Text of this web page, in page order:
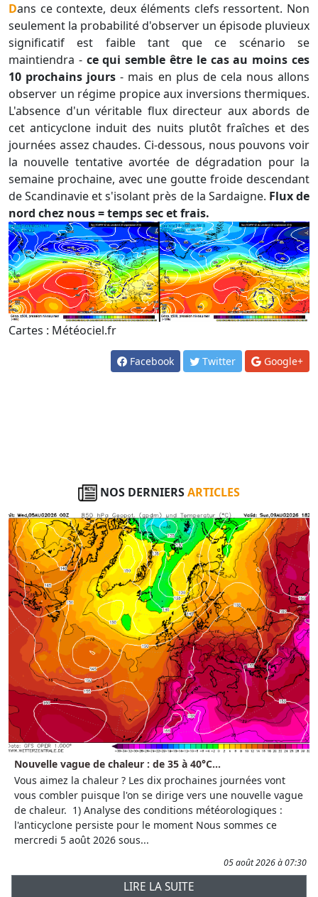
Dans ce contexte, deux éléments clefs ressortent. Non
seulement la probabilité d'observer un épisode pluvieux
significatif est faible tant que ce scénario se
maintiendra - ce qui semble être le cas au moins ces
10 prochains jours - mais en plus de cela nous allons
observer un régime propice aux inversions thermiques.
L'absence d'un véritable flux directeur aux abords de
cet anticyclone induit des nuits plutôt fraîches et des
journées assez chaudes. Ci-dessous, nous pouvons voir
la nouvelle tentative avortée de dégradation pour la
semaine prochaine, avec une goutte froide descendant
de Scandinavie et s'isolant près de la Sardaigne. Flux de
nord chez nous = temps sec et frais.
Cartes : Météociel.fr
Facebook Twitter Google+
NOS DERNIERSARTICLES
Nouvelle vague de chaleur : de 35 à 40°C...
Vous aimez la chaleur ? Les dix prochaines journées vont
vous combler puisque l'on se dirige vers une nouvelle vague
de chaleur. 1) Analyse des conditions météorologiques :
l'anticyclone persiste pour le moment Nous sommes ce
mercredi 5 août 2026 sous...
05 août 2026 à 07:30
LIRE LA SUITE